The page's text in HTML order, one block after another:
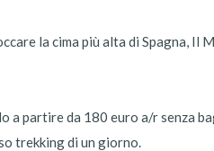
la cima più alta di Spagna, Il
partire da 180 euro a/r senza
trekking di un giorno.